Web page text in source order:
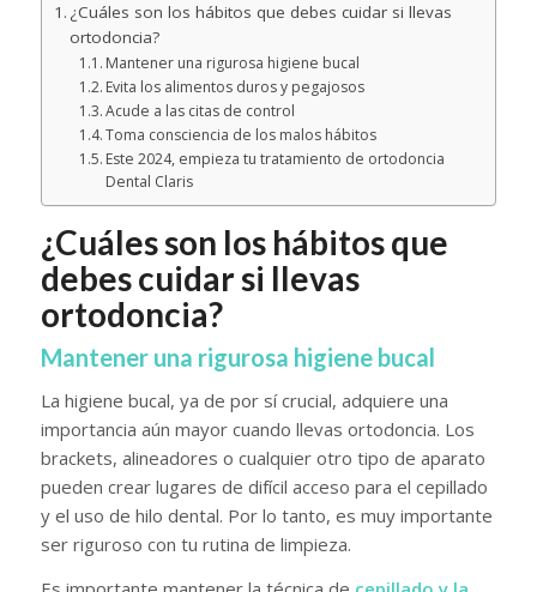
¿Cuáles son los hábitos que debes cuidar si llevas
ortodoncia?
Mantener una rigurosa higiene bucal
Evita los alimentos duros y pegajosos
Acude a las citas de control
Toma consciencia de los malos hábitos
Este 2024, empieza tu tratamiento de ortodoncia
Dental Claris
¿Cuáles son los hábitos que
debes cuidar si llevas
ortodoncia?
Mantener una rigurosa higiene bucal
La higiene bucal, ya de por sí crucial, adquiere una
importancia aún mayor cuando llevas ortodoncia. Los
brackets, alineadores o cualquier otro tipo de aparato
pueden crear lugares de difícil acceso para el cepillado
y el uso de hilo dental. Por lo tanto, es muy importante
ser riguroso con tu rutina de limpieza.